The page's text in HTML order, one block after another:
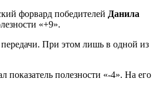
форвард победителей Данила
«+9».
При этом лишь в одной из
показатель полезности «-4». На его